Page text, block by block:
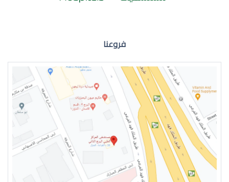
ضعف نظر في العين اليسرى
فروعنا